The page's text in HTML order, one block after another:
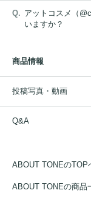
アットコスメ（
いますか？
商品情報
投稿写真・動画
Q&A
ABOUT TONEのTOP
ABOUT TONEの商品